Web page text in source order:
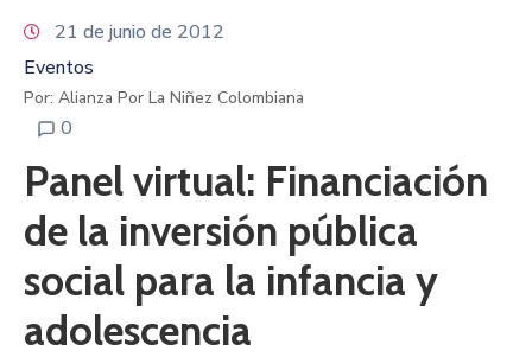
21 de junio de 2012
Eventos
Por: Alianza Por La Niñez Colombiana
0
Panel virtual: Financiación
de la inversión pública
social para la infancia y
adolescencia